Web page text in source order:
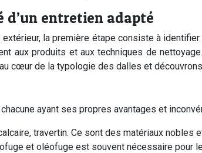
d’un entretien adapté
la première étape consiste à
aux produits et aux techniques de
cœur de la typologie des dalles et
ayant ses propres avantages et
travertin. Ce sont des matériaux
et oléofuge est souvent nécessaire pour